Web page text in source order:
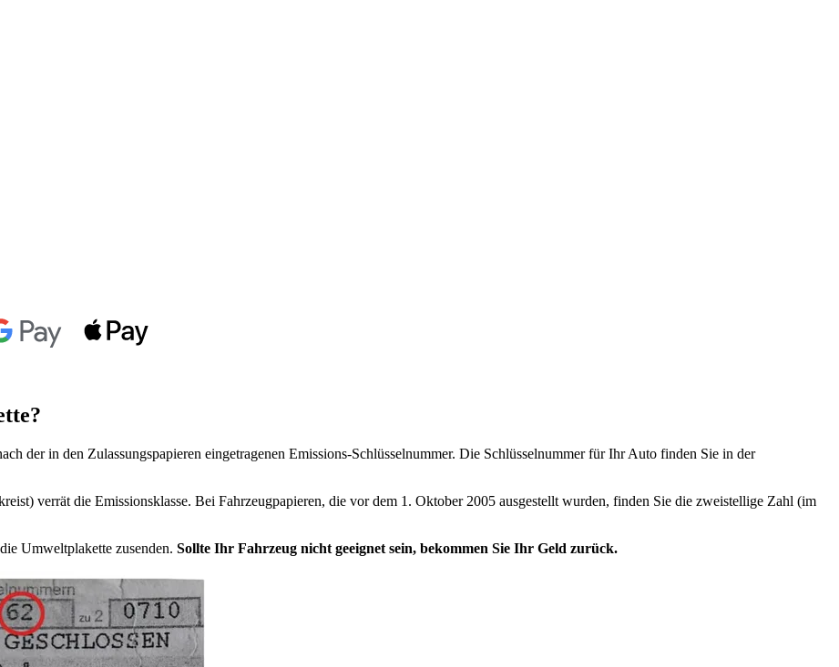
der in den Zulassungspapieren eingetragenen Emissions-Schlüsselnummer. Die Schlüsselnummer für Ihr Auto finden Sie in der
verrät die Emissionsklasse. Bei Fahrzeugpapieren, die vor dem 1. Oktober 2005 ausgestellt wurden, finden Sie die zweistellige Zahl (im
Umweltplakette zusenden. Sollte Ihr Fahrzeug nicht geeignet sein, bekommen Sie Ihr Geld zurück.